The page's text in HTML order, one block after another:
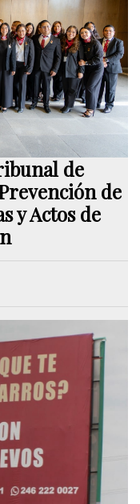
de
de
y Actos de